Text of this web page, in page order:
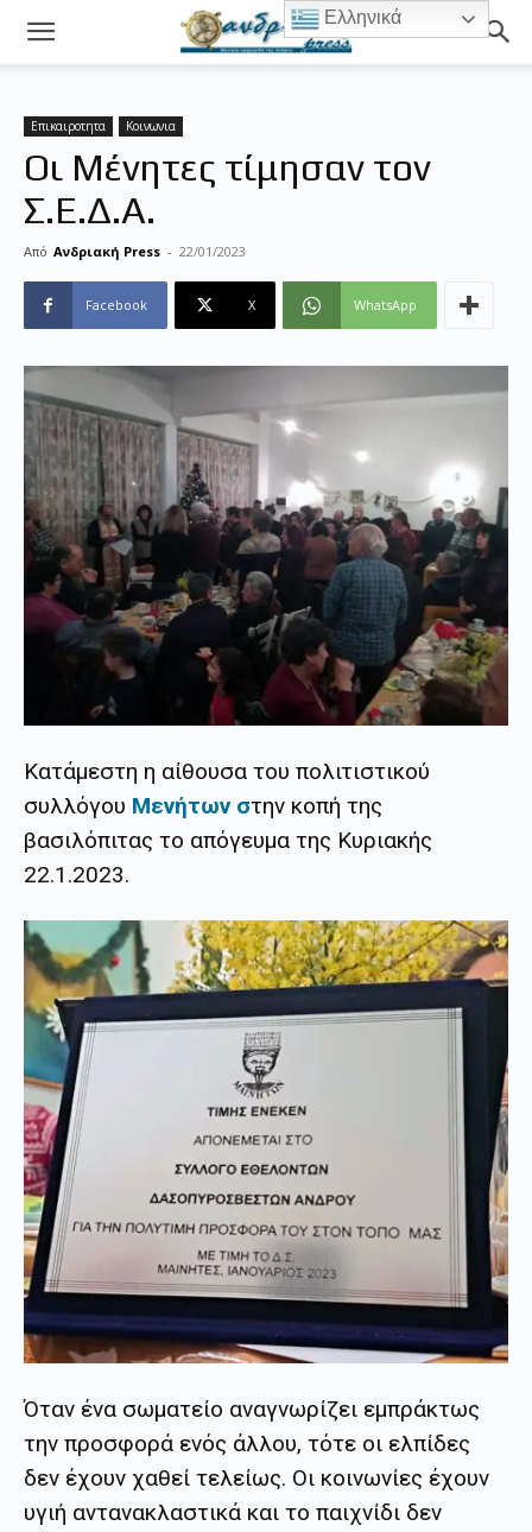
Επικαιροτητα Κοινωνια
Οι Μένητες τίμησαν τον
Σ.Ε.Δ.Α.
Από Ανδριακή Press - 22/01/2023
Facebook X WhatsApp
Κατάμεστη η αίθουσα του πολιτιστικού
συλλόγου Μενήτων στην κοπή της
βασιλόπιτας το απόγευμα της Κυριακής
22.1.2023.
Όταν ένα σωματείο αναγνωρίζει εμπράκτως
την προσφορά ενός άλλου, τότε οι ελπίδες
δεν έχουν χαθεί τελείως. Οι κοινωνίες έχουν
υγιή αντανακλαστικά και το παιχνίδι δεν
Ελληνικά